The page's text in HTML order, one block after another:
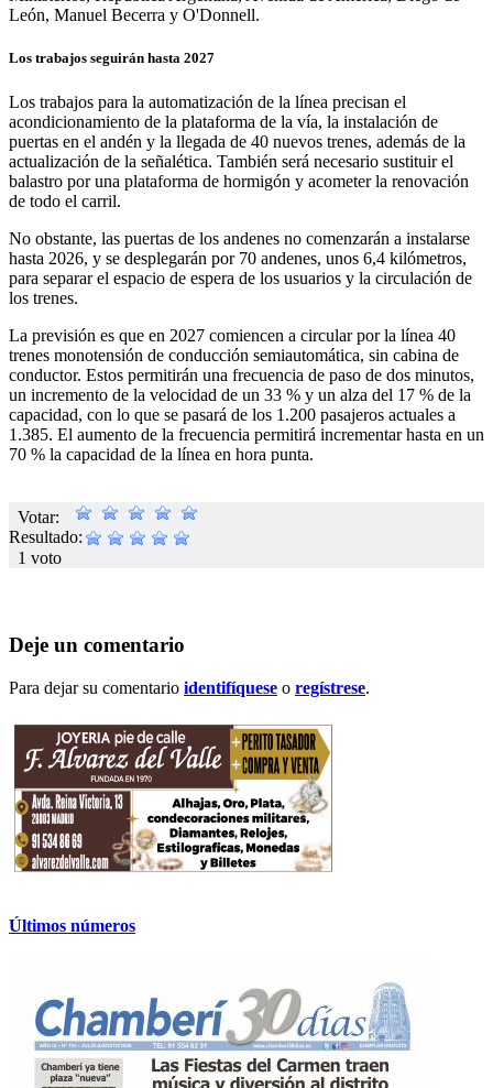
León, Manuel Becerra y O'Donnell.
Los trabajos seguirán hasta 2027
Los trabajos para la automatización de la línea precisan el
acondicionamiento de la plataforma de la vía, la instalación de
puertas en el andén y la llegada de 40 nuevos trenes, además de la
actualización de la señalética. También será necesario sustituir el
balastro por una plataforma de hormigón y acometer la renovación
de todo el carril.
No obstante, las puertas de los andenes no comenzarán a instalarse
hasta 2026, y se desplegarán por 70 andenes, unos 6,4 kilómetros,
para separar el espacio de espera de los usuarios y la circulación de
los trenes.
La previsión es que en 2027 comiencen a circular por la línea 40
trenes monotensión de conducción semiautomática, sin cabina de
conductor. Estos permitirán una frecuencia de paso de dos minutos,
un incremento de la velocidad de un 33 % y un alza del 17 % de la
capacidad, con lo que se pasará de los 1.200 pasajeros actuales a
1.385. El aumento de la frecuencia permitirá incrementar hasta en un
70 % la capacidad de la línea en hora punta.
Votar:
Resultado:
1 voto
Deje un comentario
Para dejar su comentario identifíquese o regístrese.
Últimos números